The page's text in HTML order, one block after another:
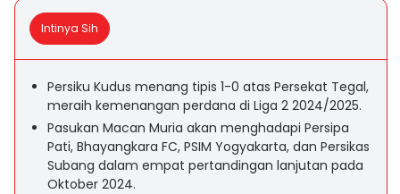
Intinya Sih
Persiku Kudus menang tipis 1-0 atas Persekat Tegal,
meraih kemenangan perdana di Liga 2 2024/2025.
Pasukan Macan Muria akan menghadapi Persipa
Pati, Bhayangkara FC, PSIM Yogyakarta, dan Persikas
Subang dalam empat pertandingan lanjutan pada
Oktober 2024.